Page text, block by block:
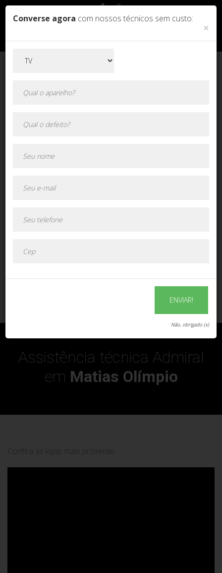
Assistência técnica Admiral
em Matias Olímpio
Confira as lojas mais próximas:
Converse agora com nossos técnicos sem custo:
×
ENVIAR!
Não, obrigado (x)